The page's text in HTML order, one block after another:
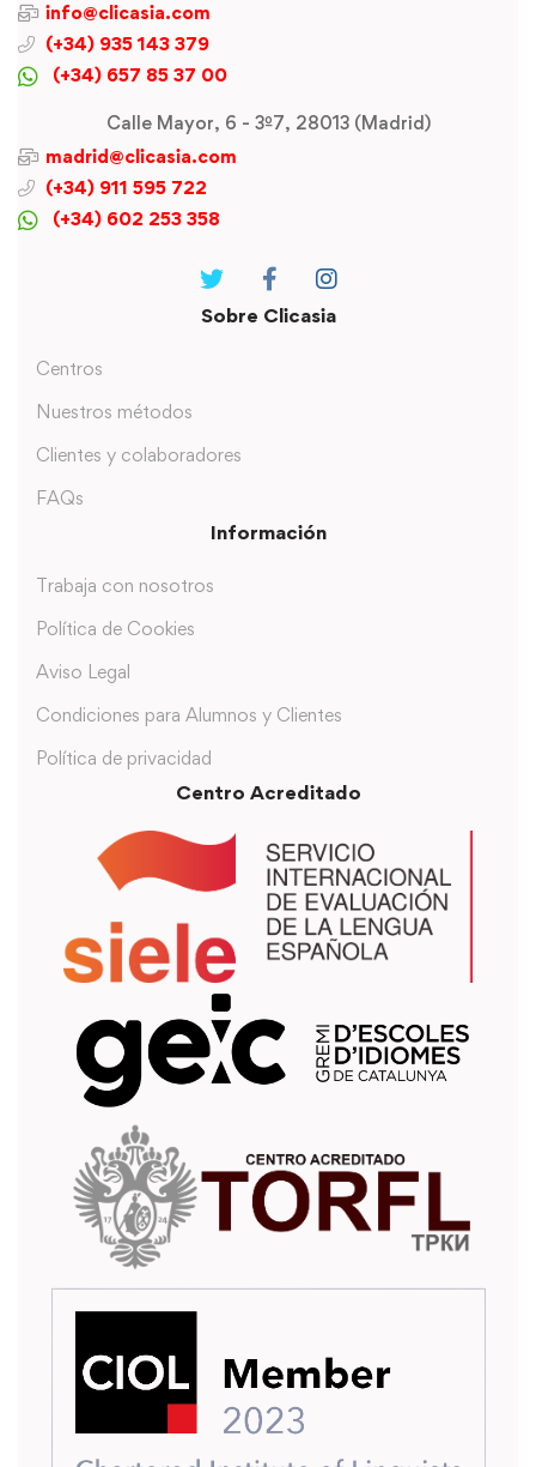
info@clicasia.com
(+34) 935 143 379
(+34) 657 85 37 00
Calle Mayor, 6 - 3º7, 28013 (Madrid)
madrid@clicasia.com
(+34) 911 595 722
(+34) 602 253 358
Sobre Clicasia
Centros
Nuestros métodos
Clientes y colaboradores
FAQs
Información
Trabaja con nosotros
Política de Cookies
Aviso Legal
Condiciones para Alumnos y Clientes
Política de privacidad
Centro Acreditado